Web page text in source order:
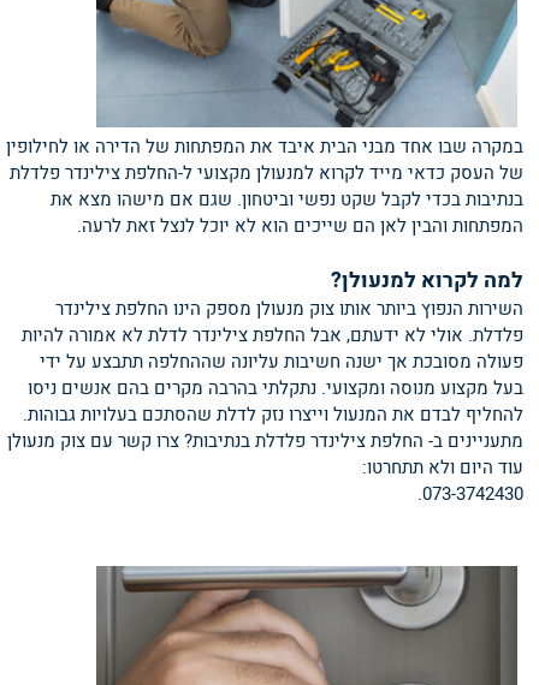
במקרה שבו אחד מבני הבית איבד את המפתחות של הדירה או לחילופין
של העסק כדאי מייד לקרוא למנעולן מקצועי ל-החלפת צילינדר פלדלת
בנתיבות בכדי לקבל שקט נפשי וביטחון. שגם אם מישהו מצא את
המפתחות והבין לאן הם שייכים הוא לא יוכל לנצל זאת לרעה.
למה לקרוא למנעולן?
השירות הנפוץ ביותר אותו צוק מנעולן מספק הינו החלפת צילינדר
פלדלת. אולי לא ידעתם, אבל החלפת צילינדר לדלת לא אמורה להיות
פעולה מסובכת אך ישנה חשיבות עליונה שההחלפה תתבצע על ידי
בעל מקצוע מנוסה ומקצועי. נתקלתי בהרבה מקרים בהם אנשים ניסו
להחליף לבדם את המנעול וייצרו נזק לדלת שהסתכם בעלויות גבוהות.
מתעניינים ב- החלפת צילינדר פלדלת בנתיבות? צרו קשר עם צוק מנעולן
עוד היום ולא תתחרטו:
073-3742430.